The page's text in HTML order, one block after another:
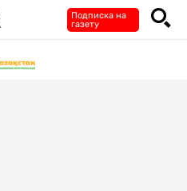
Подписка на
газету